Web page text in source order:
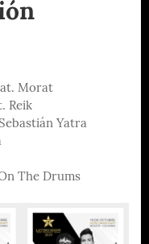
Morat
Reik
Yatra
The Drums